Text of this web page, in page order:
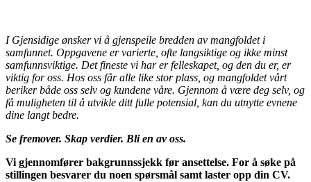
I Gjensidige ønsker vi å gjenspeile bredden av mangfoldet i
samfunnet. Oppgavene er varierte, ofte langsiktige og ikke minst
samfunnsviktige. Det fineste vi har er felleskapet, og den du er, er
viktig for oss. Hos oss får alle like stor plass, og mangfoldet vårt
beriker både oss selv og kundene våre. Gjennom å være deg selv, og
få muligheten til å utvikle ditt fulle potensial, kan du utnytte evnene
dine langt bedre.
Se fremover. Skap verdier. Bli en av oss.
Vi gjennomfører bakgrunnssjekk før ansettelse. For å søke på
stillingen besvarer du noen spørsmål samt laster opp din CV.